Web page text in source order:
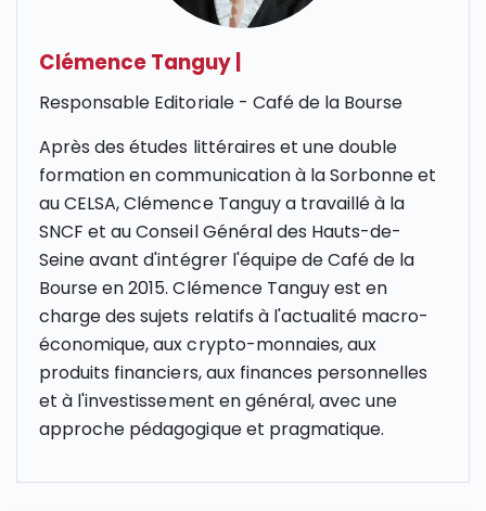
Clémence Tanguy
Responsable Editoriale - Café de la Bourse
Après des études littéraires et une double
formation en communication à la Sorbonne et
au CELSA, Clémence Tanguy a travaillé à la
SNCF et au Conseil Général des Hauts-de-
Seine avant d'intégrer l'équipe de Café de la
Bourse en 2015. Clémence Tanguy est en
charge des sujets relatifs à l'actualité macro-
économique, aux crypto-monnaies, aux
produits financiers, aux finances personnelles
et à l'investissement en général, avec une
approche pédagogique et pragmatique.